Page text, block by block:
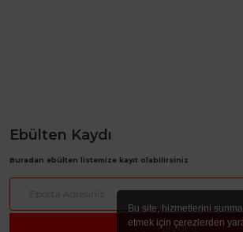
Bu site, hizmetlerini
etmek için çerezlerden
Ebülten Kaydı
Buradan ebülten listemize kayıt olabilirsiniz